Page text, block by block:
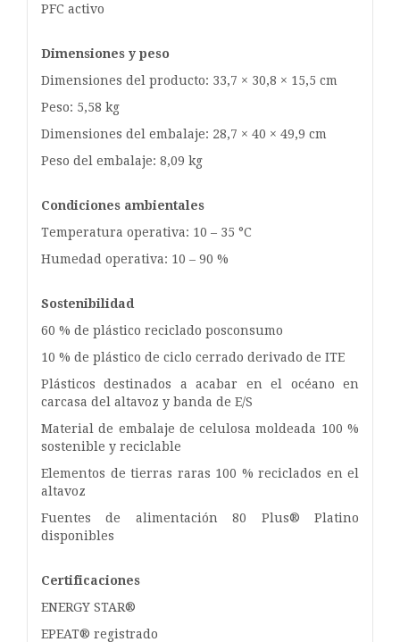
PFC activo
Dimensiones y peso
Dimensiones del producto: 33,7 × 30,8 × 15,5 cm
Peso: 5,58 kg
Dimensiones del embalaje: 28,7 × 40 × 49,9 cm
Peso del embalaje: 8,09 kg
Condiciones ambientales
Temperatura operativa: 10 – 35 °C
Humedad operativa: 10 – 90 %
Sostenibilidad
60 % de plástico reciclado posconsumo
10 % de plástico de ciclo cerrado derivado de ITE
Plásticos destinados a acabar en el océano en
carcasa del altavoz y banda de E/S
Material de embalaje de celulosa moldeada 100 %
sostenible y reciclable
Elementos de tierras raras 100 % reciclados en el
altavoz
Fuentes de alimentación 80 Plus® Platino
disponibles
Certificaciones
ENERGY STAR®
EPEAT® registrado